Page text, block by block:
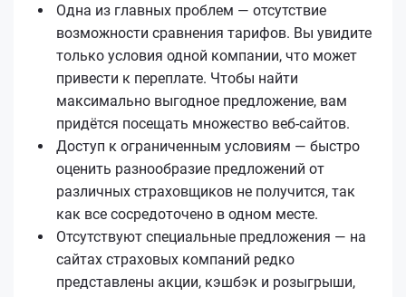
Одна из главных проблем — отсутствие
возможности сравнения тарифов. Вы увидите
только условия одной компании, что может
привести к переплате. Чтобы найти
максимально выгодное предложение, вам
придётся посещать множество веб-сайтов.
Доступ к ограниченным условиям — быстро
оценить разнообразие предложений от
различных страховщиков не получится, так
как все сосредоточено в одном месте.
Отсутствуют специальные предложения — на
сайтах страховых компаний редко
представлены акции, кэшбэк и розыгрыши,